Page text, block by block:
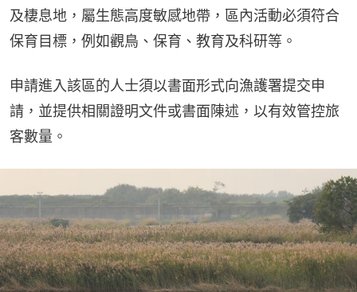
及棲息地，屬生態高度敏感地帶，區內活動必須符合
保育目標，例如觀鳥、保育、教育及科研等。
申請進入該區的人士須以書面形式向漁護署提交申
請，並提供相關證明文件或書面陳述，以有效管控旅
客數量。